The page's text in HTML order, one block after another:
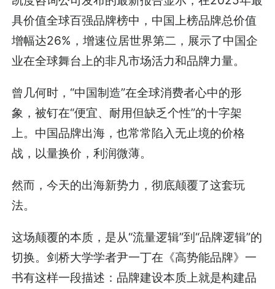
具价值全球百强品牌榜中，中国上榜品牌总价值
增幅达26%，增速位居世界第二，展示了中国企
业在全球舞台上的非凡市场活力和品牌力量。
曾几何时，“中国制造”在全球消费者心中的形
象，被钉在“便宜、耐用但缺乏个性”的十字架
上。中国品牌出海，也常常陷入无止境的价格
战，以量换价，利润微薄。
然而，今天的出海新势力，彻底颠覆了这套玩
法。
这场颠覆的本质，是从“流量逻辑”到“品牌逻辑”的
切换。剑桥大学学者尹一丁在《高势能品牌》一
书有这样一段描述：品牌建设本质上就是构建品